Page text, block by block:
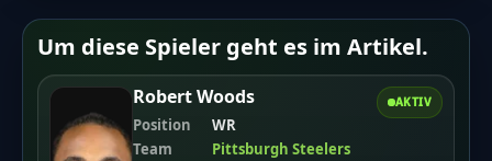
Um diese Spieler geht es im Artikel.
AKTIV
Robert Woods
Position
WR
Team
Pittsburgh Steelers